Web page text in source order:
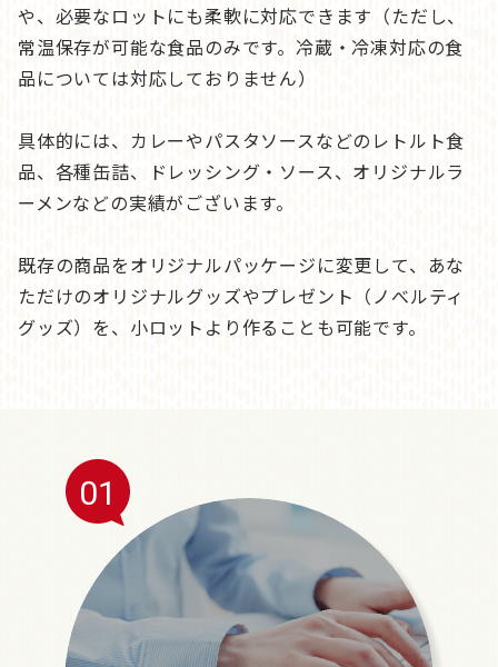
や、必要なロットにも柔軟に対応できます（ただし、
常温保存が可能な食品のみです。冷蔵・冷凍対応の食
品については対応しておりません）
具体的には、カレーやパスタソースなどのレトルト食
品、各種缶詰、ドレッシング・ソース、オリジナルラ
ーメンなどの実績がございます。
既存の商品をオリジナルパッケージに変更して、あな
ただけのオリジナルグッズやプレゼント（ノべルティ
グッズ）を、小ロットより作ることも可能です。
01